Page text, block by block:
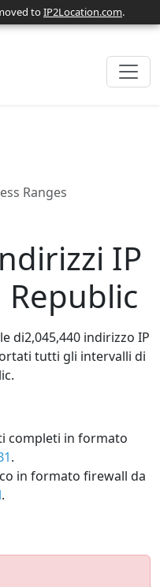
toIP2Location.com.
Ranges
IP
di2,045,440 indirizzo IP
tutti gli intervalli di
completi in formato
.
in formato firewall da
.